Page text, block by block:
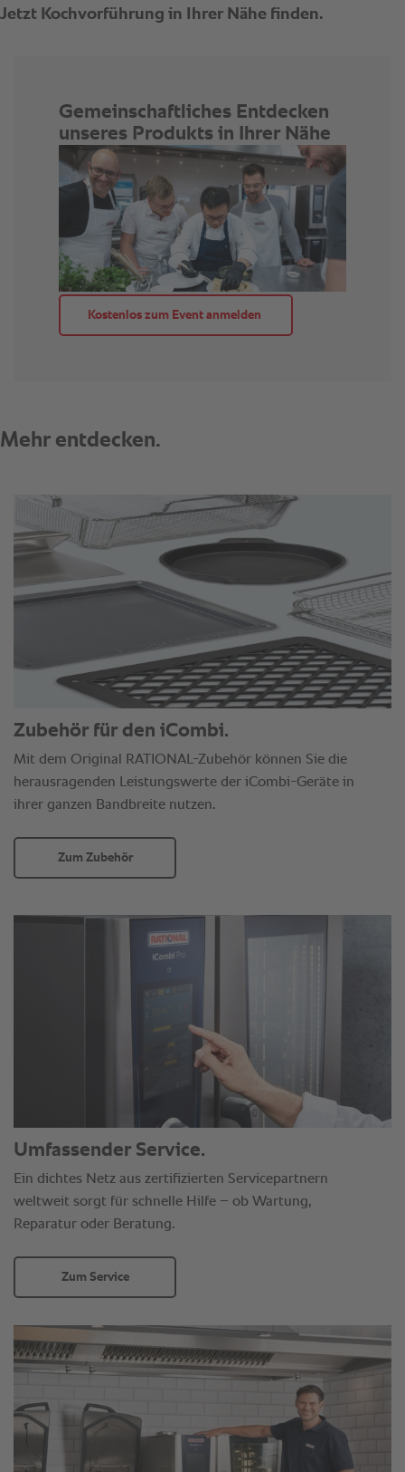
Zubehör für den iCombi.
Mit dem Original RATIONAL-Zubehör können Sie die
herausragenden Leistungswerte der iCombi-Geräte in
ihrer ganzen Bandbreite nutzen.
Zum Zubehör
Umfassender Service.
Ein dichtes Netz aus zertifizierten Servicepartnern
weltweit sorgt für schnelle Hilfe – ob Wartung,
Reparatur oder Beratung.
Zum Service